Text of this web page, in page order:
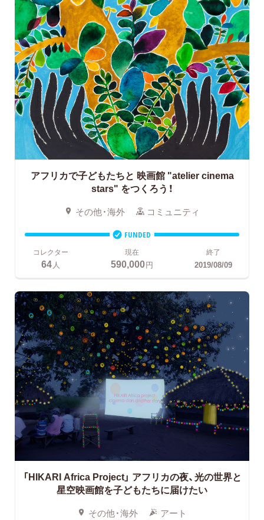
アフリカで子どもたちと 映画館 "atelier cinema
stars" をつくろう！
その他・海外 コミュニティ
FUNDED
コレクター
64人
現在
590,000円
終了
2019/08/09
「HIKARI Africa Project」 アフリカの夜、光の世界と
星空映画館を子どもたちに届けたい
その他・海外 アート